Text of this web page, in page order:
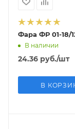
Фара ФР 01-18/
В наличии
24.36 руб./шт
В